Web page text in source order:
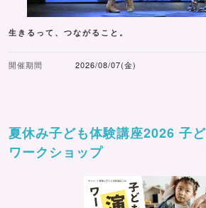
生きるって、つながること。
開催期間 2026/08/07(金)
夏休み子ども体験講座2026 子
ワークショップ